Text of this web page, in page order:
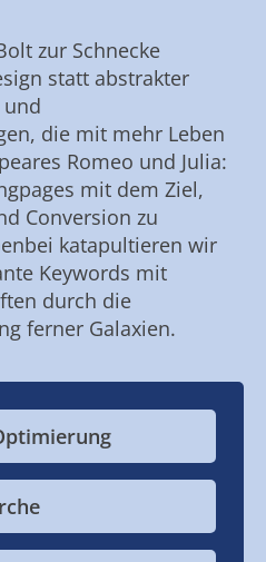
zur Schnecke
statt abstrakter
und
die mit mehr Leben
Romeo und Julia:
mit dem Ziel,
Conversion zu
katapultieren wir
Keywords mit
durch die
ferner Galaxien.